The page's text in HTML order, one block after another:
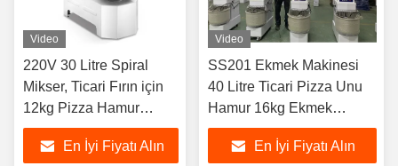
Video
220V 30 Litre Spiral
Mikser, Ticari Fırın için
12kg Pizza Hamur
Yoğurma Makinesi
En İyi Fiyatı Alın
Video
SS201 Ekmek Makinesi
40 Litre Ticari Pizza Unu
Hamur 16kg Ekmek
Spiralli Mikser
En İyi Fiyatı Alın